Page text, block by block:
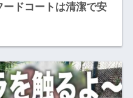
ドコートは清潔で安